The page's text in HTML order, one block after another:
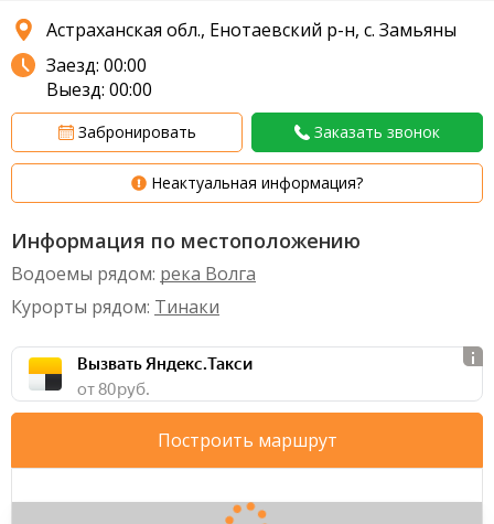
Астраханская обл., Енотаевский р-н, с. Замьяны
Заезд: 00:00
Выезд: 00:00
Забронировать Заказать звонок
Неактуальная информация?
Информация по местоположению
Водоемы рядом: река Волга
Курорты рядом: Тинаки
Вызвать Яндекс.Такси
от 80 руб.
Построить маршрут